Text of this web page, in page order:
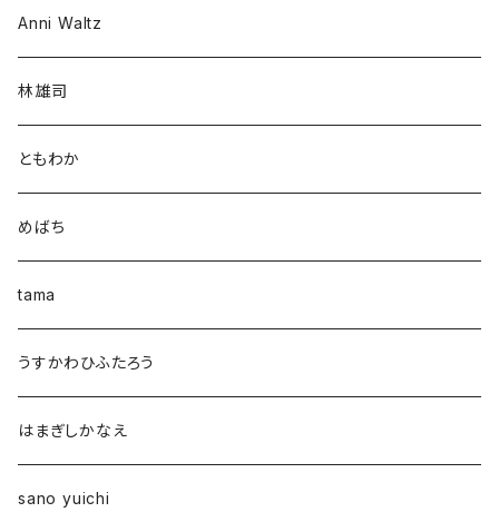
Anni Waltz
林雄司
ともわか
めばち
tama
うすかわひふたろう
はまぎしかなえ
sano yuichi